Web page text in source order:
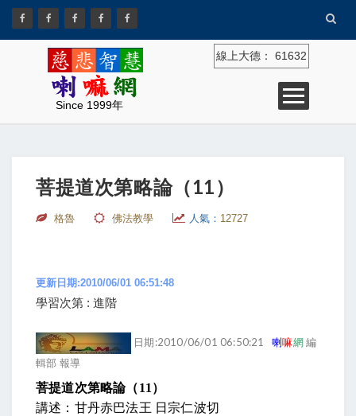
Since 1999年
線上大德： 61632
菩提道次第略論（11）
格魯 佛法教學 人氣： 12727
更新日期:2010/06/01 06:51:48
學習次第 : 進階
日期:2010/06/01 06:50:21喇嘛網編
輯部 報導
菩提道次第略論（11 ）
講述：甘丹赤巴法王 日宗仁波切